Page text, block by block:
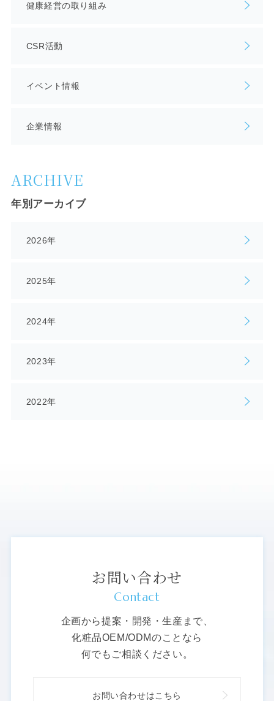
健康経営の取り組み
CSR活動
イベント情報
企業情報
ARCHIVE
年別アーカイブ
2026年
2025年
2024年
2023年
2022年
お問い合わせ
Contact
企画から提案・開発・生産まで、
化粧品OEM/ODMのことなら
何でもご相談ください。
お問い合わせはこちら